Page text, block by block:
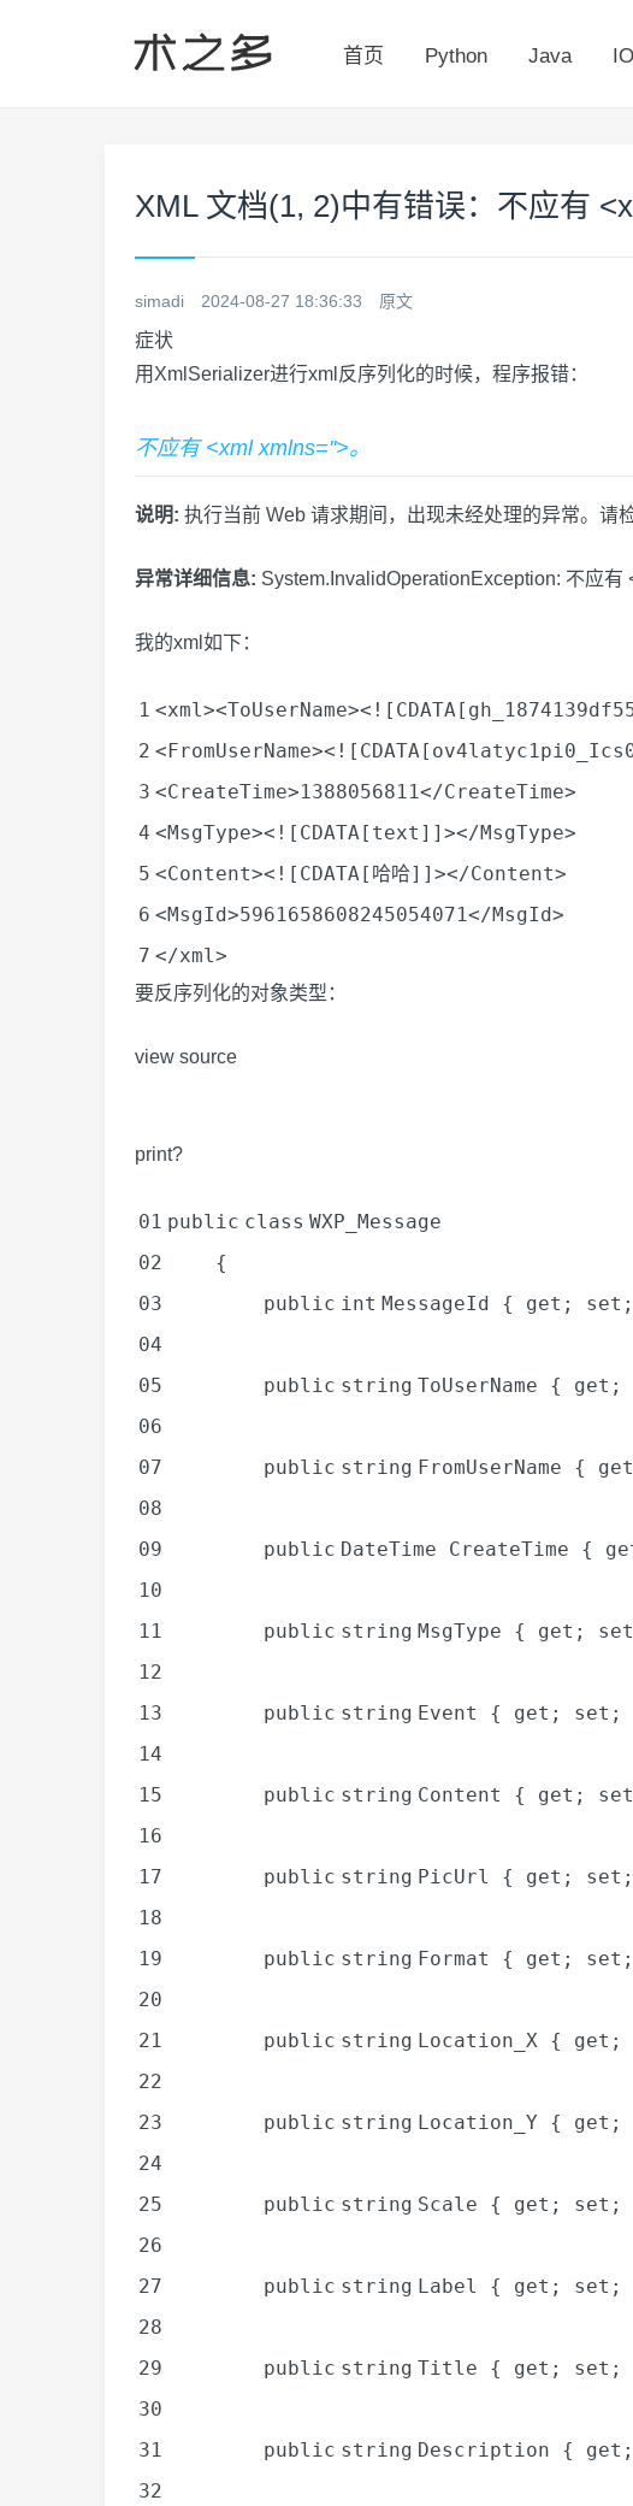
首页 Python Java
XML 文档(1, 2)中有错误：不应有
simadi 2024-08-27 18:36:33 原文
症状
用XmlSerializer进行xml反序列化的时候，程序报错：
不应有 <xml xmlns=''>。
说明: 执行当前 Web 请求期间，出现未经处理的异常。请
异常详细信息: System.InvalidOperationException: 不应有
我的xml如下：
1 <xml><ToUserName>
2 <FromUserName>
3 <CreateTime>1388056811</CreateTime>
4 <MsgType><![CDATA[text]]></MsgType>
5 <Content><![CDATA[哈哈]]></Content>
6 <MsgId>5961658608245054071</MsgId>
7 </xml>
要反序列化的对象类型：
view source
print?
01 public class WXP_Message
02
{
03
public int MessageId { get ; set
04
05
public string ToUserName { get ;
06
07
public string FromUserName { get
08
09
public DateTime CreateTime {
10
11
public string MsgType { get ; set
12
13
public string Event { get ; set ;
14
15
public string Content { get ; set
16
17
public string PicUrl { get ; set
18
19
public string Format { get ; set
20
21
public string Location_X { get ;
22
23
public string Location_Y { get ;
24
25
public string Scale { get ; set ;
26
27
public string Label { get ; set ;
28
29
public string Title { get ; set ;
30
31
public string Description { get
32